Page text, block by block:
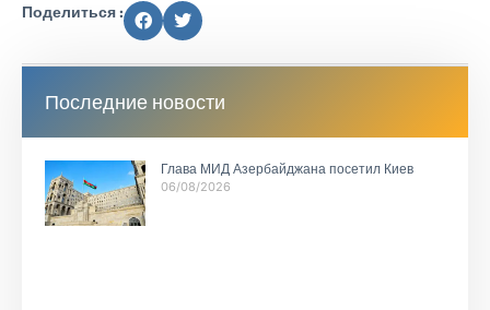
Поделиться :
Последние новости
Глава МИД Азербайджана посетил Киев
06/08/2026